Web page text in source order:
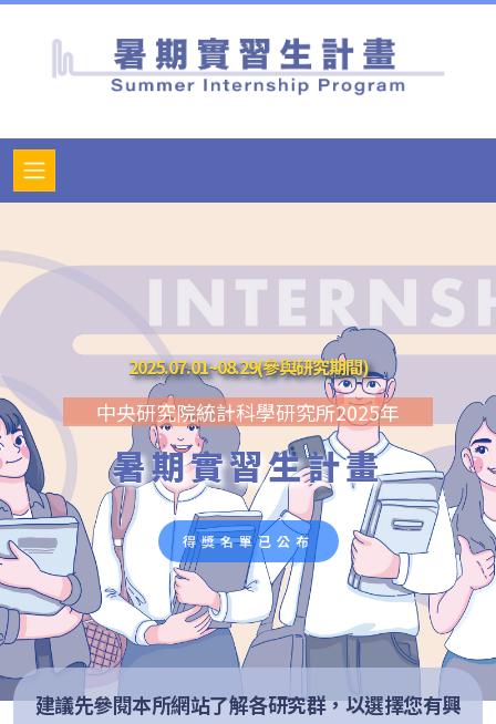
2025.07.01~08.29(參與研究期間)
中央研究院統計科學研究所2025年
暑期實習生計畫
得獎名單已公布
建議先參閱本所網站了解各研究群，以選擇您有興